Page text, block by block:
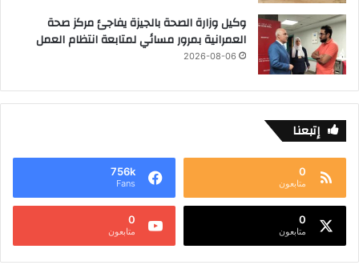
وكيل وزارة الصحة بالجيزة يفاجئ مركز صحة
العمرانية بمرور مسائي لمتابعة انتظام العمل
2026-08-06
إتبعنا
0
متابعون
756k
Fans
0
متابعون
0
متابعون